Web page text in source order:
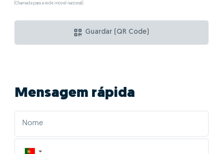
(Chamada para a rede móvel nacional)
Guardar (QR Code)
Mensagem rápida
▼